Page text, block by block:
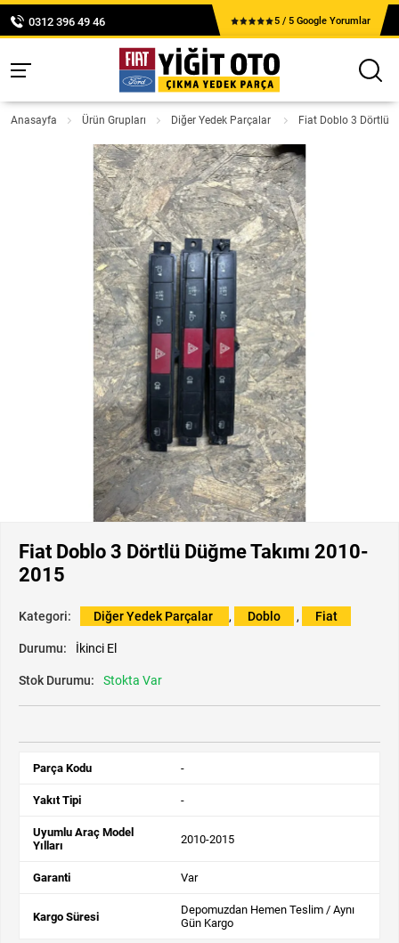
0312 396 49 46 5 / 5 Google Yorumlar
Anasayfa Ürün Grupları Diğer Yedek Parçalar Fiat Doblo 3 Dörtlü
Fiat Doblo 3 Dörtlü Düğme Takımı 2010-
2015
Kategori: Diğer Yedek Parçalar , Doblo , Fiat
Durumu: İkinci El
Stok Durumu: Stokta Var
Parça Kodu -
Yakıt Tipi -
Uyumlu Araç Model
Yılları
2010-2015
Garanti Var
Kargo Süresi
Depomuzdan Hemen Teslim / Aynı
Gün Kargo